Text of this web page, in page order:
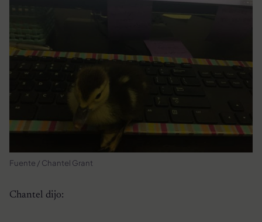
Fuente / Chantel Grant
Chantel dijo: